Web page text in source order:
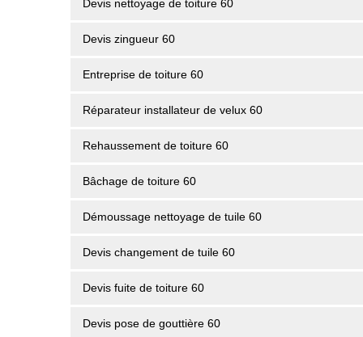
Devis nettoyage de toiture 60
Devis zingueur 60
Entreprise de toiture 60
Réparateur installateur de velux 60
Rehaussement de toiture 60
Bâchage de toiture 60
Démoussage nettoyage de tuile 60
Devis changement de tuile 60
Devis fuite de toiture 60
Devis pose de gouttière 60